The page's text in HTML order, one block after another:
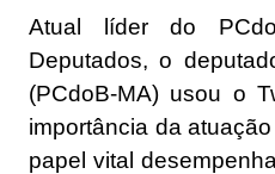
Atual líder do
Deputados, o
(PCdoB-MA) usou o
importância da
papel vital